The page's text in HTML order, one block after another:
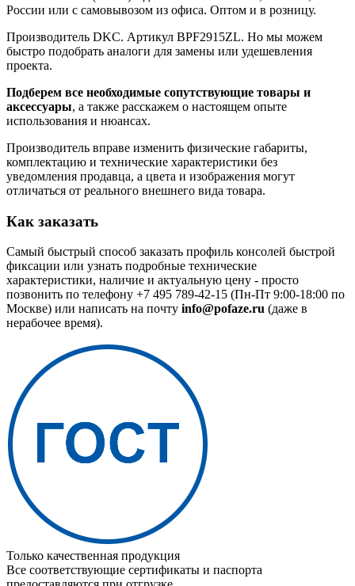
России или с самовывозом из офиса. Оптом и в розницу.
Производитель DKC. Артикул BPF2915ZL. Но мы можем
быстро подобрать аналоги для замены или удешевления
проекта.
Подберем все необходимые сопутствующие товары и
аксессуары, а также расскажем о настоящем опыте
использования и нюансах.
Производитель вправе изменить физические габариты,
комплектацию и технические характеристики без
уведомления продавца, а цвета и изображения могут
отличаться от реального внешнего вида товара.
Как заказать
Самый быстрый способ заказать профиль консолей быстрой
фиксации или узнать подробные технические
характеристики, наличие и актуальную цену - просто
позвонить по телефону +7 495 789-42-15 (Пн-Пт 9:00-18:00 по
Москве) или написать на почту info@pofaze.ru (даже в
нерабочее время).
Только качественная продукция
Все соответствующие сертификаты и паспорта